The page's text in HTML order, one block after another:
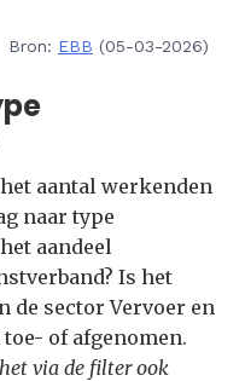
Bron: EBB (05-03-2026)
aantal werkenden
naar type
aandeel
Is het
de sector Vervoer en
of afgenomen.
via de filter ook